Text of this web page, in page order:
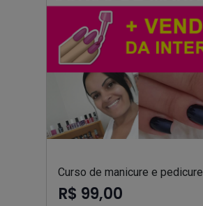
Curso de manicure e pedicure
R$ 99,00